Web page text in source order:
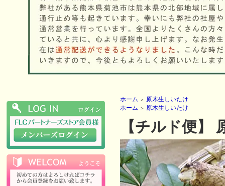
ホーム ＞ 原木生しいたけ
ホーム ＞ 原木生しいたけ
【チルド便】